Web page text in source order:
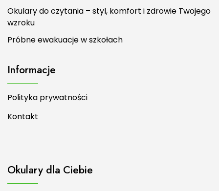
Okulary do czytania – styl, komfort i zdrowie Twojego
wzroku
Próbne ewakuacje w szkołach
Informacje
Polityka prywatności
Kontakt
Okulary dla Ciebie